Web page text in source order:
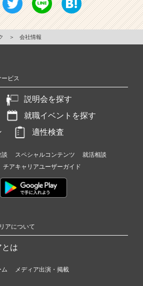
＞ 会社情報
ビス
説明会を探す
就職イベントを探す
適性検査
談 スペシャルコンテンツ
就活相談
チアキャリアユーザーガイド
アについて
とは
ム
メディア出演・掲載